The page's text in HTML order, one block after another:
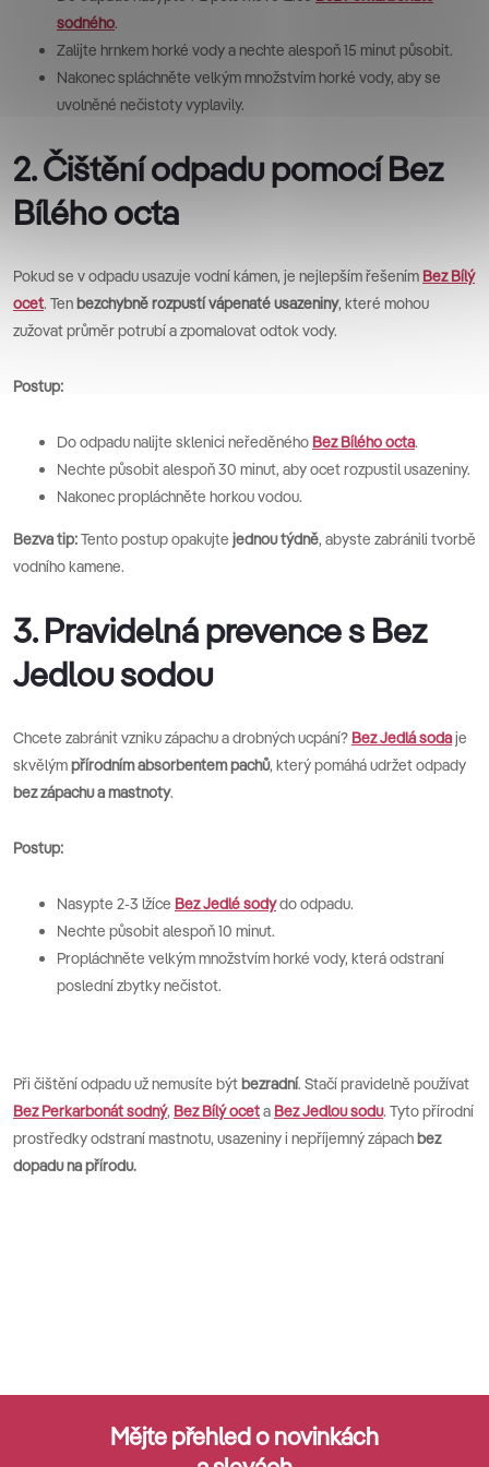
sodného.
Zalijte hrnkem horké vody a nechte alespoň 15 minut působit.
Nakonec spláchněte velkým množstvím horké vody, aby se
uvolněné nečistoty vyplavily.
2. Čištění odpadu pomocí Bez
Bílého octa
Pokud se v odpadu usazuje vodní kámen, je nejlepším řešením Bez Bílý
ocet. Tenbezchybně rozpustí vápenaté usazeniny, které mohou
zužovat průměr potrubí a zpomalovat odtok vody.
Postup:
Do odpadu nalijte sklenici neředěného BezBílého octa.
Nechte působit alespoň 30 minut, aby ocet rozpustil usazeniny.
Nakonec propláchněte horkou vodou.
Bezva tip:Tento postup opakujte jednou týdně, abyste zabránili tvorbě
vodního kamene.
3. Pravidelná prevence s Bez
Jedlou sodou
Chcete zabránit vzniku zápachu a drobných ucpání? Bez Jedlá sodaje
skvělýmpřírodním absorbentem pachů, který pomáhá udržet odpady
bez zápachu a mastnoty.
Postup:
Nasypte 2-3 lžíce Bez Jedlé sodydo odpadu.
Nechte působit alespoň 10 minut.
Propláchněte velkým množstvím horké vody, která odstraní
poslední zbytky nečistot.
Při čištění odpadu už nemusíte býtbezradní. Stačí pravidelně používat
Bez Perkarbonát sodný, Bez Bílý oceta Bez Jedlou sodu. Tyto přírodní
prostředky odstraní mastnotu, usazeniny i nepříjemný zápachbez
dopadu na přírodu.
Mějte přehled o novinkách